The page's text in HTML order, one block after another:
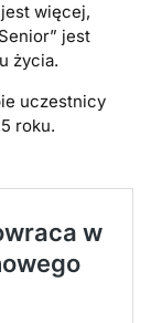
więcej,
jest
życia.
uczestnicy
roku.